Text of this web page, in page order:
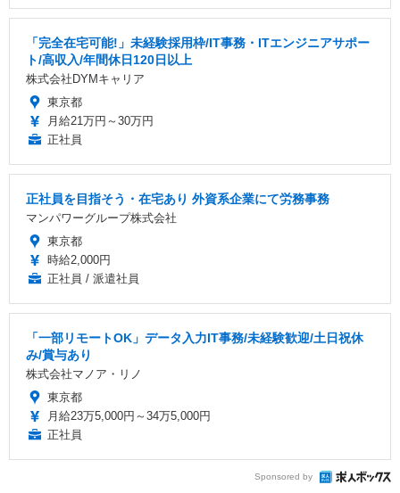
「完全在宅可能!」未経験採用枠/IT事務・ITエンジニアサポー
ト/高収入/年間休日120日以上
株式会社DYMキャリア
東京都
月給21万円～30万円
正社員
正社員を目指そう・在宅あり 外資系企業にて労務事務
マンパワーグループ株式会社
東京都
時給2,000円
正社員 / 派遣社員
「一部リモートOK」データ入力IT事務/未経験歓迎/土日祝休
み/賞与あり
株式会社マノア・リノ
東京都
月給23万5,000円～34万5,000円
正社員
Sponsored by